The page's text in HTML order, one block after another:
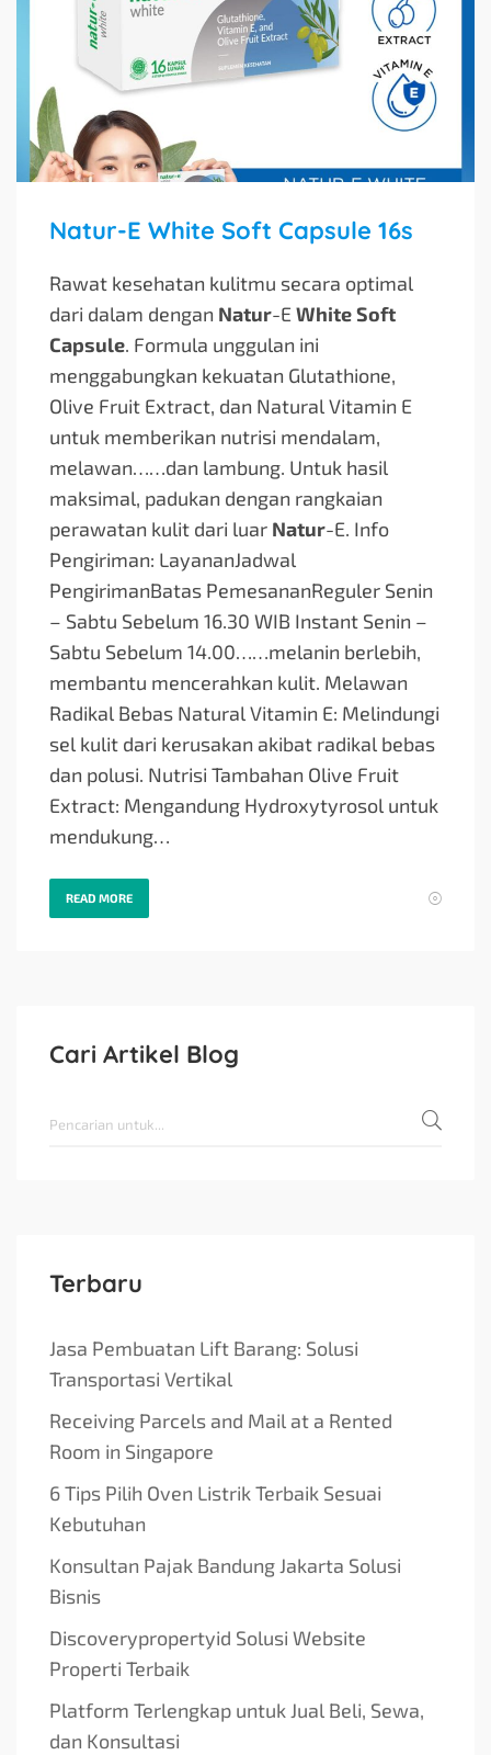
Natur-E White Soft Capsule 16s
Rawat kesehatan kulitmu secara optimal
dari dalam dengan Natur-E White Soft
Capsule. Formula unggulan ini
menggabungkan kekuatan Glutathione,
Olive Fruit Extract, dan Natural Vitamin E
untuk memberikan nutrisi mendalam,
melawan……dan lambung. Untuk hasil
maksimal, padukan dengan rangkaian
perawatan kulit dari luar Natur-E. Info
Pengiriman: LayananJadwal
PengirimanBatas PemesananReguler Senin
– Sabtu Sebelum 16.30 WIB Instant Senin –
Sabtu Sebelum 14.00……melanin berlebih,
membantu mencerahkan kulit. Melawan
Radikal Bebas Natural Vitamin E: Melindungi
sel kulit dari kerusakan akibat radikal bebas
dan polusi. Nutrisi Tambahan Olive Fruit
Extract: Mengandung Hydroxytyrosol untuk
mendukung…
READ MORE
Cari Artikel Blog
Terbaru
Jasa Pembuatan Lift Barang: Solusi
Transportasi Vertikal
Receiving Parcels and Mail at a Rented
Room in Singapore
6 Tips Pilih Oven Listrik Terbaik Sesuai
Kebutuhan
Konsultan Pajak Bandung Jakarta Solusi
Bisnis
Discoverypropertyid Solusi Website
Properti Terbaik
Platform Terlengkap untuk Jual Beli, Sewa,
dan Konsultasi